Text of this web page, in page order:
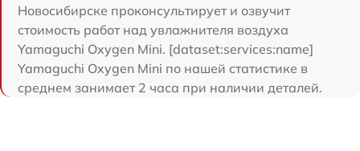
Новосибирске проконсультирует и озвучит
стоимость работ над увлажнителя воздуха
Yamaguchi Oxygen Mini. [dataset:services:name]
Yamaguchi Oxygen Mini по нашей статистике в
среднем занимает 2 часа при наличии деталей.